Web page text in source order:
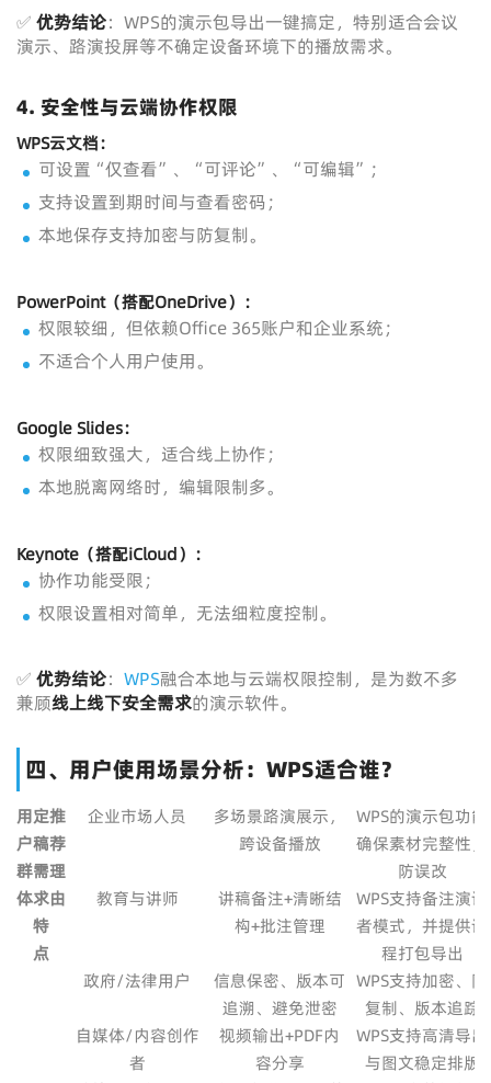
✅ 优势结论：WPS的演示包导出一键搞定，特别适合会议
演示、路演投屏等不确定设备环境下的播放需求。
4. 安全性与云端协作权限
WPS云文档：
可设置“仅查看”、“可评论”、“可编辑”；
支持设置到期时间与查看密码；
本地保存支持加密与防复制。
PowerPoint（搭配OneDrive）：
权限较细，但依赖Office 365账户和企业系统；
不适合个人用户使用。
Google Slides：
权限细致强大，适合线上协作；
本地脱离网络时，编辑限制多。
Keynote（搭配iCloud）：
协作功能受限；
权限设置相对简单，无法细粒度控制。
✅ 优势结论： WPS融合本地与云端权限控制，是为数不多
兼顾线上线下安全需求的演示软件。
四、用户使用场景分析：WPS适合谁？
用
户
群
体
定
稿
需
求
特
点
推
荐
理
由
企业市场人员
多场景路演展示，
跨设备播放
WPS的演示包功能
确保素材完整性，
防误改
教育与讲师
讲稿备注+清晰结
构+批注管理
WPS支持备注演讲
者模式，并提供课
程打包导出
政府/法律用户
信息保密、版本可
追溯、避免泄密
WPS支持加密、防
复制、版本追踪
自媒体/内容创作
者
视频输出+PDF内
容分享
WPS支持高清导出
与图文稳定排版